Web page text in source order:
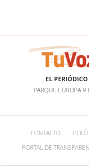
EL
PARQUE EUROPA
CONTACTO
PORTAL DE